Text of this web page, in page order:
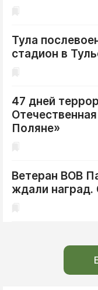
Тула
стадион в
47 дней
Поляне»
Ветеран ВОВ
ждали наград.